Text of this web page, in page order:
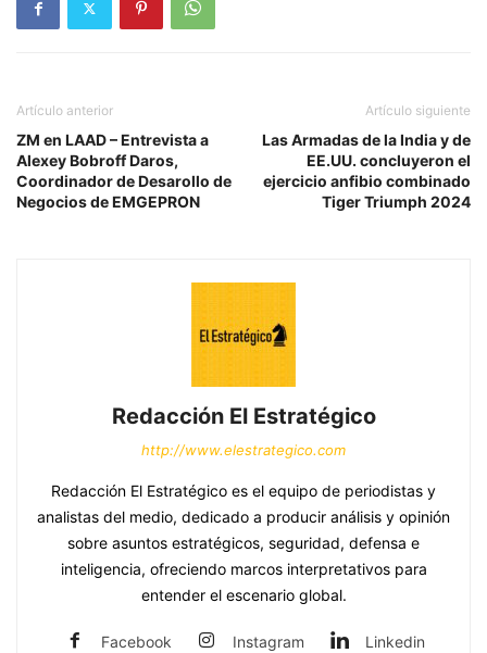
Artículo anterior
ZM en LAAD – Entrevista a
Alexey Bobroff Daros,
Coordinador de Desarollo de
Negocios de EMGEPRON
Artículo siguiente
Las Armadas de la India y de
EE.UU. concluyeron el
ejercicio anfibio combinado
Tiger Triumph 2024
Redacción El Estratégico
http://www.elestrategico.com
Redacción El Estratégico es el equipo de periodistas y
analistas del medio, dedicado a producir análisis y opinión
sobre asuntos estratégicos, seguridad, defensa e
inteligencia, ofreciendo marcos interpretativos para
entender el escenario global.
Facebook Instagram Linkedin